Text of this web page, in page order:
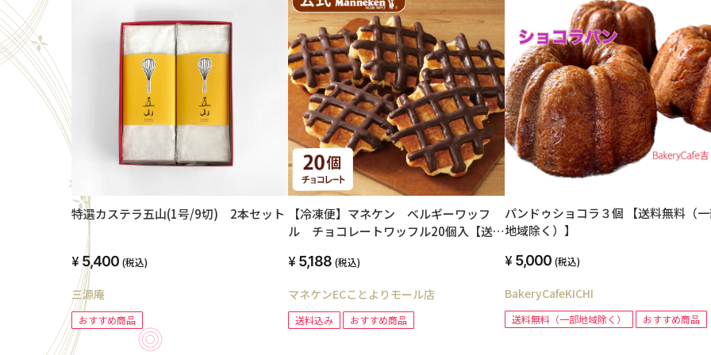
特選カステラ五山(1号/9切) 2本セット
5,400 (税込)
三源庵
おすすめ商品
【冷凍便】マネケン ベルギーワッフ
ル チョコレートワッフル20個入【送料
5,188 (税込)
マネケンECことよりモール店
送料込み おすすめ商品
パンドゥショコラ３個 【送料無料（
地域除く）】
5,000 (税込)
BakeryCafeKICHI
送料無料（一部地域除く） おすすめ商品